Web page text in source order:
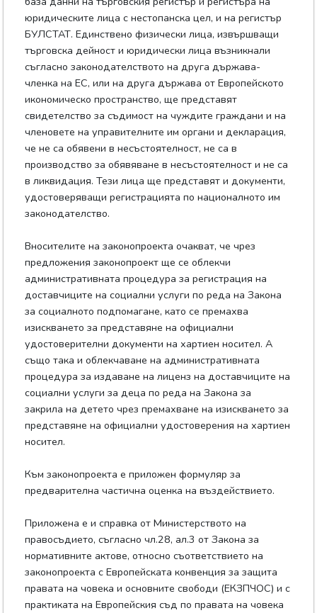
юридическите лица с нестопанска цел, и на регистър
БУЛСТАТ. Единствено физически лица, извършващи
търговска дейност и юридически лица възникнали
съгласно законодателството на друга държава-
членка на ЕС, или на друга държава от Европейското
икономическо пространство, ще представят
свидетелство за съдимост на чуждите граждани и на
членовете на управителните им органи и декларация,
че не са обявени в несъстоятелност, не са в
производство за обявяване в несъстоятелност и не са
в ликвидация. Тези лица ще представят и документи,
удостоверяващи регистрацията по националното им
законодателство.
Вносителите на законопроекта очакват, че чрез
предложения законопроект ще се облекчи
административната процедура за регистрация на
доставчиците на социални услуги по реда на Закона
за социалното подпомагане, като се премахва
изискването за представяне на официални
удостоверителни документи на хартиен носител. А
също така и облекчаване на административната
процедура за издаване на лиценз на доставчиците на
социални услуги за деца по реда на Закона за
закрила на детето чрез премахване на изискването за
представяне на официални удостоверения на хартиен
носител.
Към законопроекта е приложен формуляр за
предварителна частична оценка на въздействието.
Приложена е и справка от Министерството на
правосъдието, съгласно чл.28, ал.3 от Закона за
нормативните актове, относно съответствието на
законопроекта с Европейската конвенция за защита
правата на човека и основните свободи (ЕКЗПЧОС) и с
практиката на Европейския съд по правата на човека